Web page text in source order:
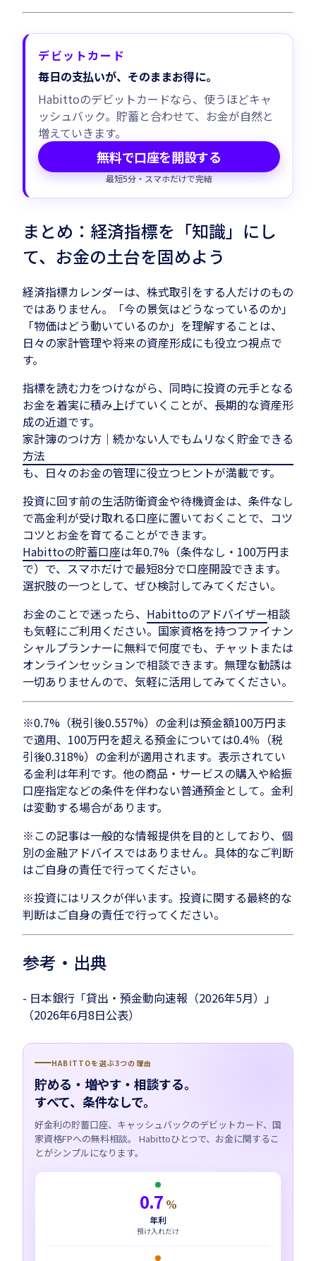
デビットカード
毎日の支払いが、そのままお得に。
Habittoのデビットカードなら、使うほどキャ
ッシュバック。貯蓄と合わせて、お金が自然と
増えていきます。
無料で口座を開設する
最短5分・スマホだけで完結
まとめ：経済指標を「知識」にし
て、お金の土台を固めよう
経済指標カレンダーは、株式取引をする人だけのもの
ではありません。「今の景気はどうなっているのか」
「物価はどう動いているのか」を理解することは、
日々の家計管理や将来の資産形成にも役立つ視点で
す。
指標を読む力をつけながら、同時に投資の元手となる
お金を着実に積み上げていくことが、長期的な資産形
成の近道です。
家計簿のつけ方｜続かない人でもムリなく貯金できる
方法
も、日々のお金の管理に役立つヒントが満載です。
投資に回す前の生活防衛資金や待機資金は、条件なし
で高金利が受け取れる口座に置いておくことで、コツ
コツとお金を育てることができます。
Habittoの貯蓄口座は年0.7%（条件なし・100万円ま
で）で、スマホだけで最短8分で口座開設できます。
選択肢の一つとして、ぜひ検討してみてください。
お金のことで迷ったら、 Habittoのアドバイザー相談
も気軽にご利用ください。国家資格を持つファイナン
シャルプランナーに無料で何度でも、チャットまたは
オンラインセッションで相談できます。無理な勧誘は
一切ありませんので、気軽に活用してみてください。
※0.7%（税引後0.557%）の金利は預金額100万円ま
で適用、100万円を超える預金については0.4％（税
引後0.318%）の金利が適用されます。表示されてい
る金利は年利です。他の商品・サービスの購入や給振
口座指定などの条件を伴わない普通預金として。金利
は変動する場合があります。
※この記事は一般的な情報提供を目的としており、個
別の金融アドバイスではありません。具体的なご判断
はご自身の責任で行ってください。
※投資にはリスクが伴います。投資に関する最終的な
判断はご自身の責任で行ってください。
参考・出典
- 日本銀行「貸出・預金動向速報（2026年5月）」
（2026年6月8日公表）
HABITTOを選ぶ3つの理由
貯める・増やす・相談する。
すべて、条件なしで。
好金利の貯蓄口座、キャッシュバックのデビットカード、国
家資格FPへの無料相談。 Habittoひとつで、お金に関するこ
とがシンプルになります。
0.7 %
年利
預け入れだけ